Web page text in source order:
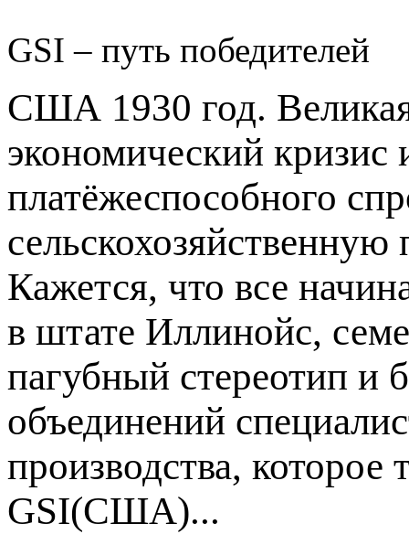
GSI – путь победителей
США 1930 год.
экономический кризис
платёжеспособного
Кажется, что все
в штате Иллинойс,
пагубный стереотип и
объединений
производства, которое
GSI(США)...